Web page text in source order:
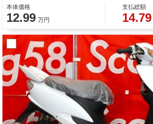
本体価格
12.99 万円
支払総額
14.79